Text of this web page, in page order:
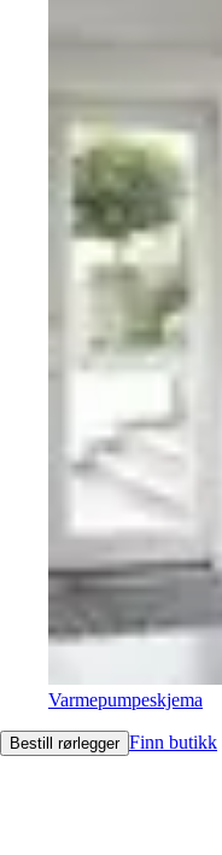
Varmepumpeskjema
Bestill rørlegger Finn butikk